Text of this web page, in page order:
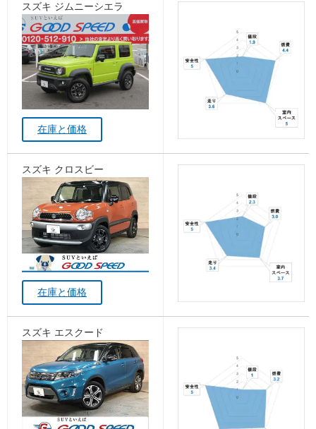
スズキ ジムニーシエラ
在庫と価格
スズキ クロスビー
在庫と価格
スズキ エスクード